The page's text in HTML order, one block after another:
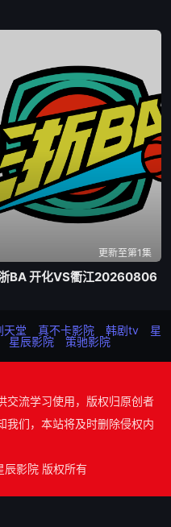
更新至第1集
BA 开化VS衢江20260806
天堂 真不卡影院 韩剧tv
星
星辰影院 策驰影院
交流学习使用，版权归原创者
我们，本站将及时删除侵权内
影院 版权所有